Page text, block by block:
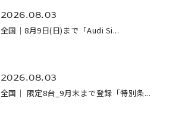
2026.08.03
全国｜8月9日(日)まで「Audi Si...
2026.08.03
全国｜ 限定8台_9月末まで登録「特別条...